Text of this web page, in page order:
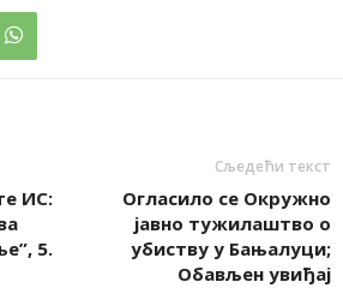
ИС:
5.
Сљедећи текст
Огласило се Окружно
јавно тужилаштво о
убиству у Бањалуци;
Обављен увиђај